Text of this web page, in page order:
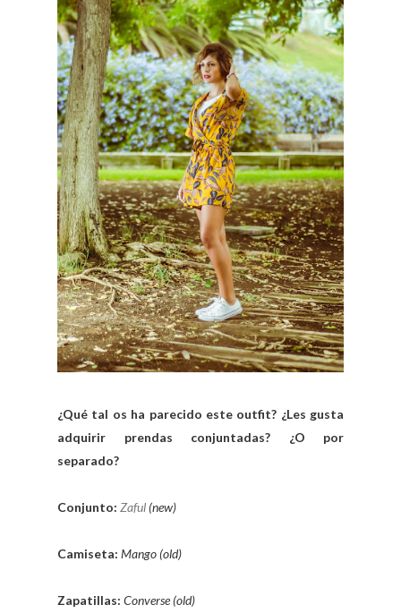
¿Qué tal os ha parecido este outfit? ¿Les gusta
adquirir prendas conjuntadas? ¿O por
separado?
Conjunto: Zaful(new)
Camiseta: Mango (old)
Zapatillas: Converse (old)